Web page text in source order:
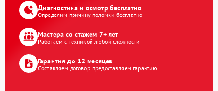
Диагностика и осмотр бесплатно
Определим причину поломки бесплатно
Мастера со стажем 7+ лет
Работаем с техникой любой сложности
Гарантия до 12 месяцев
Составляем договор, предоставляем гарантию